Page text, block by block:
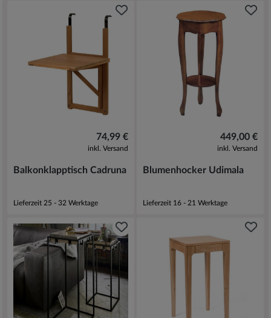
74,99 €
inkl. Versand
Balkonklapptisch Cadruna
Lieferzeit 25 - 32 Werktage
449,00 €
inkl. Versand
Blumenhocker Udimala
Lieferzeit 16 - 21 Werktage